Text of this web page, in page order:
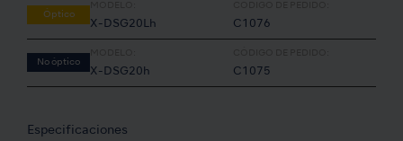
Óptico
X-DSG20Lh C1076
No óptico
X-DSG20h C1075
Especificaciones